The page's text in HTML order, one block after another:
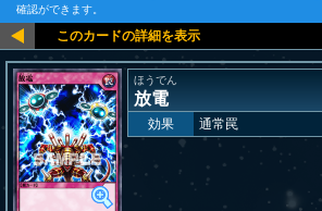
確認ができます。
ほうでん
放電
効果 通常罠